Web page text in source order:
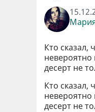
Кто сказал,
невероятно
десерт не
Кто сказал,
невероятно
десерт не